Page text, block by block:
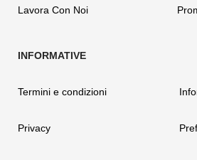
Lavora Con Noi
Termini e condizioni
Privacy